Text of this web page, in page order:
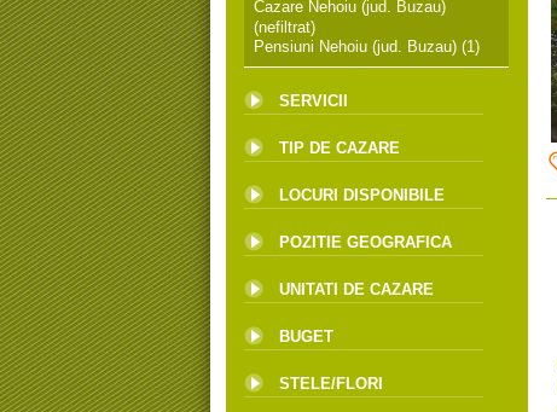
Cazare Nehoiu (jud. Buzau)
(nefiltrat)
Pensiuni Nehoiu (jud. Buzau) (1)
SERVICII
TIP DE CAZARE
LOCURI DISPONIBILE
POZITIE GEOGRAFICA
UNITATI DE CAZARE
BUGET
STELE/FLORI